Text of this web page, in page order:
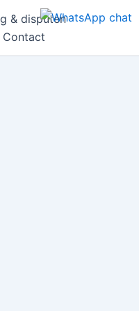
& disputen
Contact